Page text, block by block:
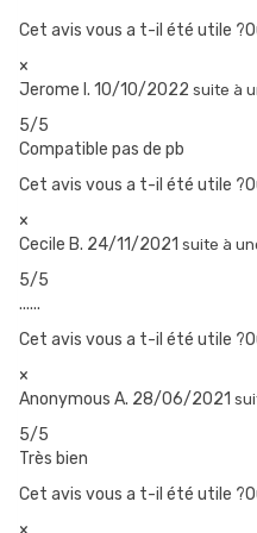
Cet avis vous a t-il été utile
×
Jerome I. 10/10/2022 suite à
5/5
Compatible pas de pb
Cet avis vous a t-il été utile
×
Cecile B. 24/11/2021 suite à
5/5
......
Cet avis vous a t-il été utile
×
Anonymous A. 28/06/2021
5/5
Très bien
Cet avis vous a t-il été utile